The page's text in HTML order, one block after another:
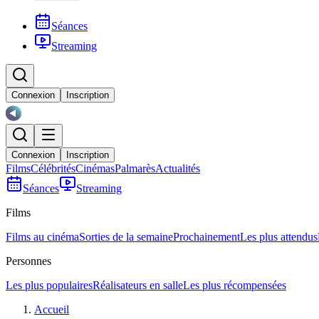
Séances
Streaming
Connexion Inscription
Connexion Inscription
FilmsCélébritésCinémasPalmarèsActualités
Séances
Streaming
Films
Films au cinémaSorties de la semaineProchainementLes plus attendus
Personnes
Les plus populairesRéalisateurs en salleLes plus récompensées
Accueil